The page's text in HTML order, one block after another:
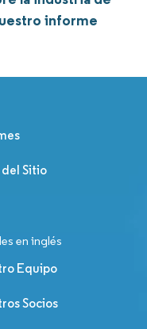
informe
del Sitio
en inglés
Equipo
Socios